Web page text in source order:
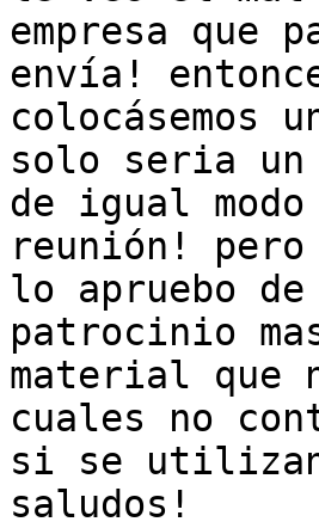
empresa que
envía!
colocásemos
solo seria un
de igual
reunión!
lo apruebo
patrocinio
material que
cuales no
si se
saludos!